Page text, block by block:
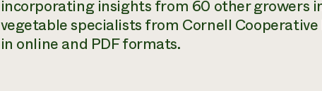
incorporating insights from 60 other growers
vegetable specialists from Cornell
in online and PDF formats.